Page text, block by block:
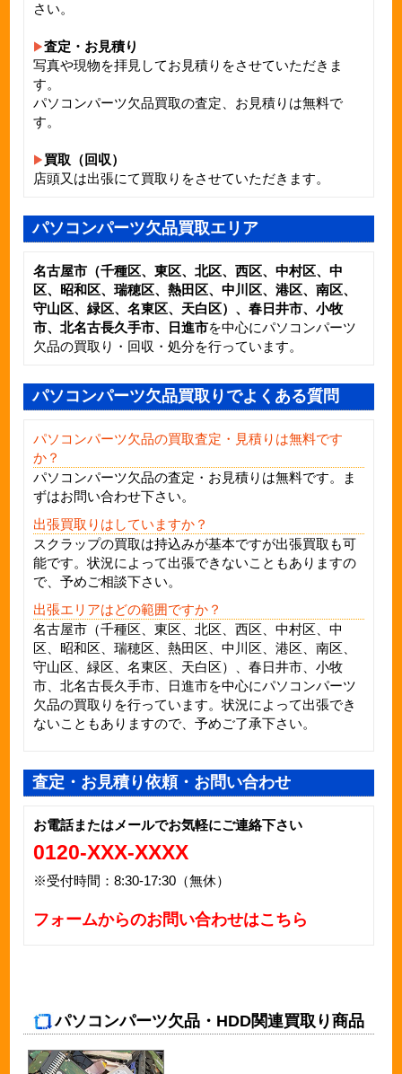
さい。
査定・お見積り
写真や現物を拝見してお見積りをさせていただきま
す。
パソコンパーツ欠品買取の査定、お見積りは無料で
す。
買取（回収）
店頭又は出張にて買取りをさせていただきます。
パソコンパーツ欠品買取エリア
名古屋市（千種区、東区、北区、西区、中村区、中
区、昭和区、瑞穂区、熱田区、中川区、港区、南区、
守山区、緑区、名東区、天白区）、春日井市、小牧
市、北名古長久手市、日進市を中心にパソコンパーツ
欠品の買取り・回収・処分を行っています。
パソコンパーツ欠品買取りでよくある質問
パソコンパーツ欠品の買取査定・見積りは無料です
か？
パソコンパーツ欠品の査定・お見積りは無料です。ま
ずはお問い合わせ下さい。
出張買取りはしていますか？
スクラップの買取は持込みが基本ですが出張買取も可
能です。状況によって出張できないこともありますの
で、予めご相談下さい。
出張エリアはどの範囲ですか？
名古屋市（千種区、東区、北区、西区、中村区、中
区、昭和区、瑞穂区、熱田区、中川区、港区、南区、
守山区、緑区、名東区、天白区）、春日井市、小牧
市、北名古長久手市、日進市を中心にパソコンパーツ
欠品の買取りを行っています。状況によって出張でき
ないこともありますので、予めご了承下さい。
査定・お見積り依頼・お問い合わせ
お電話またはメールでお気軽にご連絡下さい
0120-XXX-XXXX
※受付時間：8:30-17:30（無休）
フォームからのお問い合わせはこちら
パソコンパーツ欠品・HDD関連買取り商品